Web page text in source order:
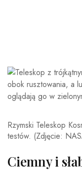
Rzymski Teleskop
testów. (Zdjęcie:
Ciemny i